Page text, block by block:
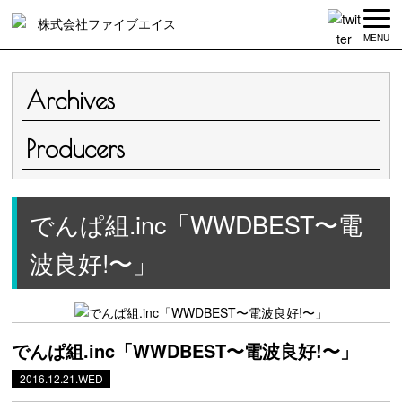
MENU
Archives
Producers
でんぱ組.inc「WWDBEST〜電
波良好!〜」
でんぱ組.inc「WWDBEST〜電波良好!〜」
2016.12.21.WED